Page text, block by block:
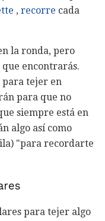
, recorre cada
la ronda, pero
que encontrarás.
para tejer en
para que no
siempre está en
algo así como
"para recordarte
para tejer algo